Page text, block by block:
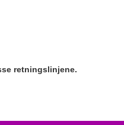
retningslinjene.